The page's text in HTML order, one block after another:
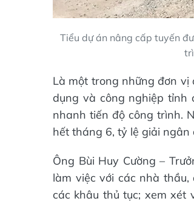
Tiểu dự án nâng cấp tuyến
Là một trong những đơn vị
dụng và công nghiệp tỉnh
nhanh tiến độ công trình.
hết tháng 6, tỷ lệ giải
Ông Bùi Huy Cường –
làm việc với các nhà
các khâu thủ tục; xem xét